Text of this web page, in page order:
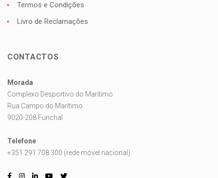
Termos e Condições
Livro de Reclamações
CONTACTOS
Morada
Complexo Desportivo do Marítimo
Rua Campo do Marítimo
9020-208 Funchal
Telefone
+351 291 708 300 (rede móvel nacional)